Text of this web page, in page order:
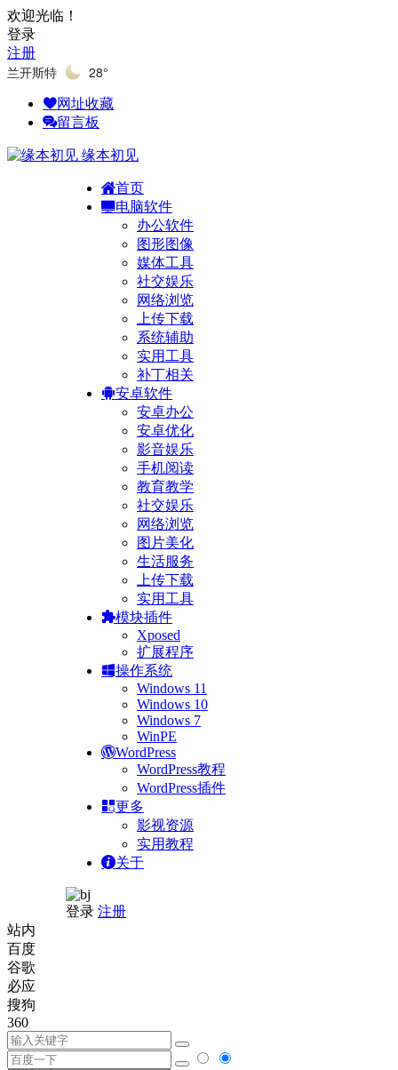
欢迎光临！
登录
注册
兰开斯特 28°
网址收藏
留言板
缘本初见
首页
电脑软件
办公软件
图形图像
媒体工具
社交娱乐
网络浏览
上传下载
系统辅助
实用工具
补丁相关
安卓软件
安卓办公
安卓优化
影音娱乐
手机阅读
教育教学
社交娱乐
网络浏览
图片美化
生活服务
上传下载
实用工具
模块插件
Xposed
扩展程序
操作系统
Windows 11
Windows 10
Windows 7
WinPE
WordPress
WordPress教程
WordPress插件
更多
影视资源
实用教程
关于
登录 注册
站内
百度
谷歌
必应
搜狗
360